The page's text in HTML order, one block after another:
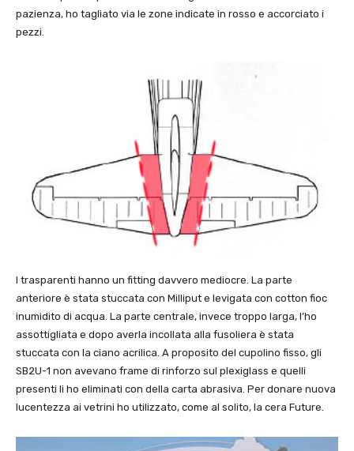
pazienza, ho tagliato via le zone indicate in rosso e accorciato i
pezzi.
I trasparenti hanno un fitting davvero mediocre. La parte
anteriore è stata stuccata con Milliput e levigata con cotton fioc
inumidito di acqua. La parte centrale, invece troppo larga, l’ho
assottigliata e dopo averla incollata alla fusoliera è stata
stuccata con la ciano acrilica. A proposito del cupolino fisso, gli
SB2U-1 non avevano frame di rinforzo sul plexiglass e quelli
presenti li ho eliminati con della carta abrasiva. Per donare nuova
lucentezza ai vetrini ho utilizzato, come al solito, la cera Future.